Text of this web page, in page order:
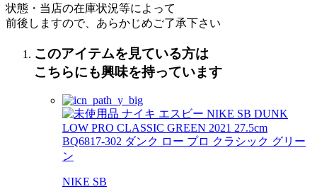
状態・当店の在庫状況等によって
前後しますので、あらかじめご了承下さい
このアイテムを見ている方は
こちらにも興味を持っています
NIKE SB